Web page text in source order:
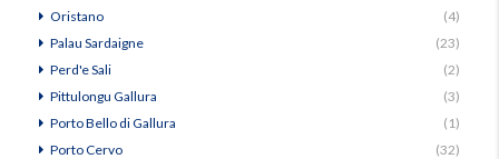
Oristano
(4)
Palau Sardaigne
(23)
Perd'e Sali
(2)
Pittulongu Gallura
(3)
Porto Bello di Gallura
(1)
Porto Cervo
(32)